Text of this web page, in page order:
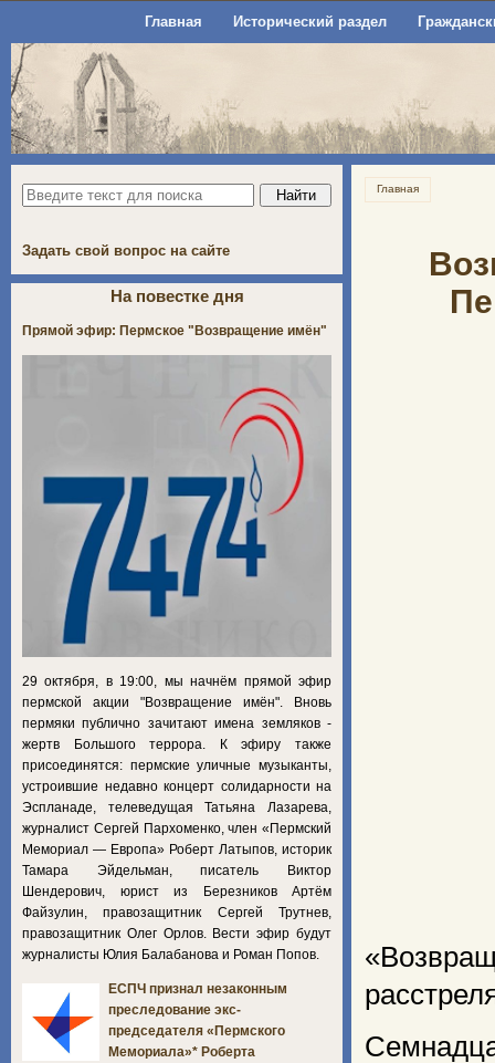
Главная Исторический раздел
Главная
Задать свой вопрос на сайте
На повестке дня
Прямой эфир: Пермское "Возвращение имён"
29 октября, в 19:00, мы начнём прямой эфир
пермской акции "Возвращение имён". Вновь
пермяки публично зачитают имена земляков -
жертв Большого террора. К эфиру также
присоединятся: пермские уличные музыканты,
устроившие недавно концерт солидарности на
Эспланаде, телеведущая Татьяна Лазарева,
журналист Сергей Пархоменко, член «Пермский
Мемориал — Европа» Роберт Латыпов, историк
Тамара Эйдельман, писатель Виктор
Шендерович, юрист из Березников Артём
Файзулин, правозащитник Сергей Трутнев,
правозащитник Олег Орлов. Вести эфир будут
журналисты Юлия Балабанова и Роман Попов.
ЕСПЧ признал незаконным
преследование экс-
председателя «Пермского
Мемориала»* Роберта